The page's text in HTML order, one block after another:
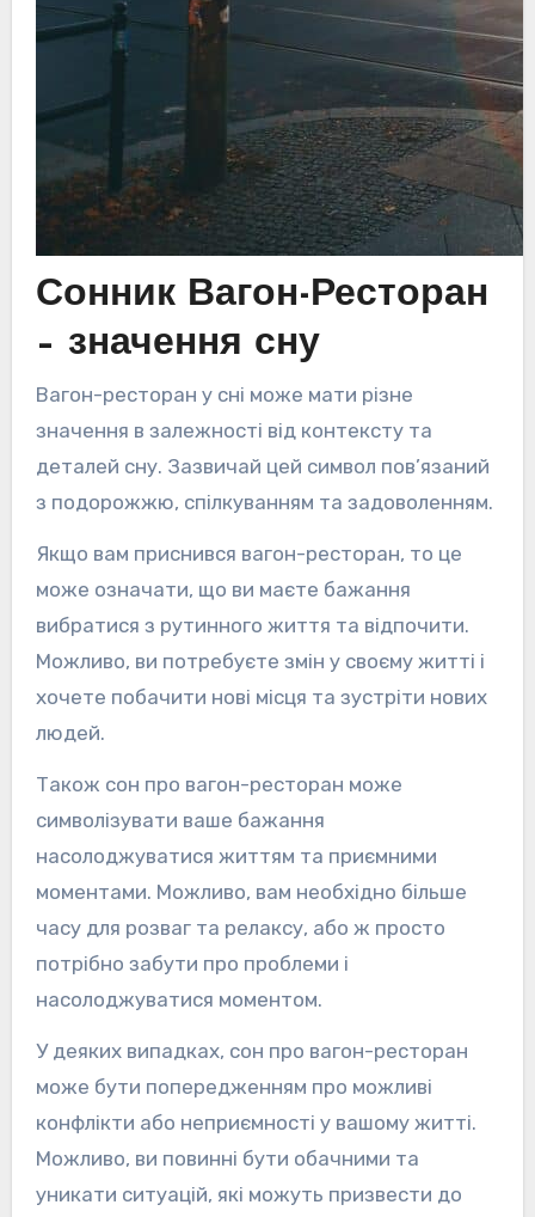
Сонник Вагон-Ресторан
– значення сну
Вагон-ресторан у сні може мати різне
значення в залежності від контексту та
деталей сну. Зазвичай цей символ пов’язаний
з подорожжю, спілкуванням та задоволенням.
Якщо вам приснився вагон-ресторан, то це
може означати, що ви маєте бажання
вибратися з рутинного життя та відпочити.
Можливо, ви потребуєте змін у своєму житті і
хочете побачити нові місця та зустріти нових
людей.
Також сон про вагон-ресторан може
символізувати ваше бажання
насолоджуватися життям та приємними
моментами. Можливо, вам необхідно більше
часу для розваг та релаксу, або ж просто
потрібно забути про проблеми і
насолоджуватися моментом.
У деяких випадках, сон про вагон-ресторан
може бути попередженням про можливі
конфлікти або неприємності у вашому житті.
Можливо, ви повинні бути обачними та
уникати ситуацій, які можуть призвести до